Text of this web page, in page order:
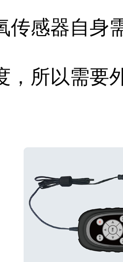
传感器自身
，所以需要